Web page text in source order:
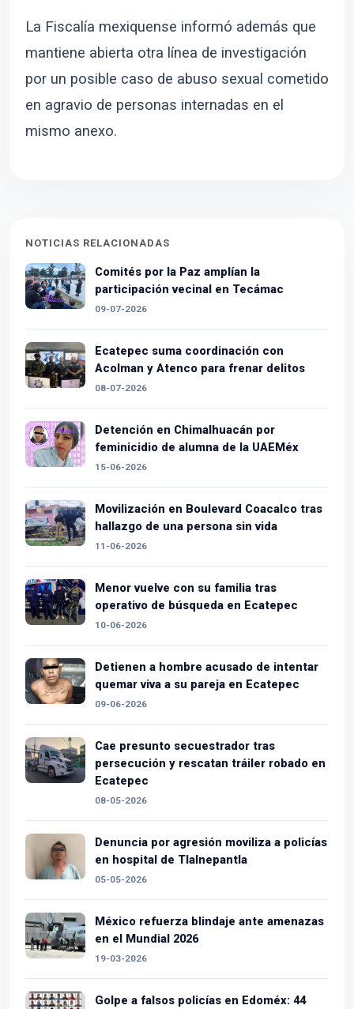
La Fiscalía mexiquense informó además que
mantiene abierta otra línea de investigación
por un posible caso de abuso sexual cometido
en agravio de personas internadas en el
mismo anexo.
NOTICIAS RELACIONADAS
Comités por la Paz amplían la
participación vecinal en Tecámac
09-07-2026
Ecatepec suma coordinación con
Acolman y Atenco para frenar delitos
08-07-2026
Detención en Chimalhuacán por
feminicidio de alumna de la UAEMéx
15-06-2026
Movilización en Boulevard Coacalco tras
hallazgo de una persona sin vida
11-06-2026
Menor vuelve con su familia tras
operativo de búsqueda en Ecatepec
10-06-2026
Detienen a hombre acusado de intentar
quemar viva a su pareja en Ecatepec
09-06-2026
Cae presunto secuestrador tras
persecución y rescatan tráiler robado en
Ecatepec
08-05-2026
Denuncia por agresión moviliza a policías
en hospital de Tlalnepantla
05-05-2026
México refuerza blindaje ante amenazas
en el Mundial 2026
19-03-2026
Golpe a falsos policías en Edoméx: 44